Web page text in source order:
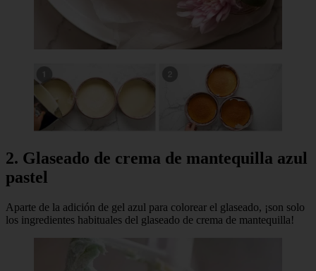
2. Glaseado de crema de mantequilla azul
pastel
Aparte de la adición de gel azul para colorear el glaseado, ¡son solo
los ingredientes habituales del glaseado de crema de mantequilla!